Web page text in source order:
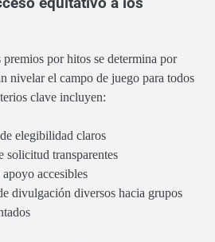
por hitos se determina por
nivelar el campo de juego para todos
clave incluyen:
elegibilidad claros
solicitud transparentes
accesibles
divulgación diversos hacia grupos